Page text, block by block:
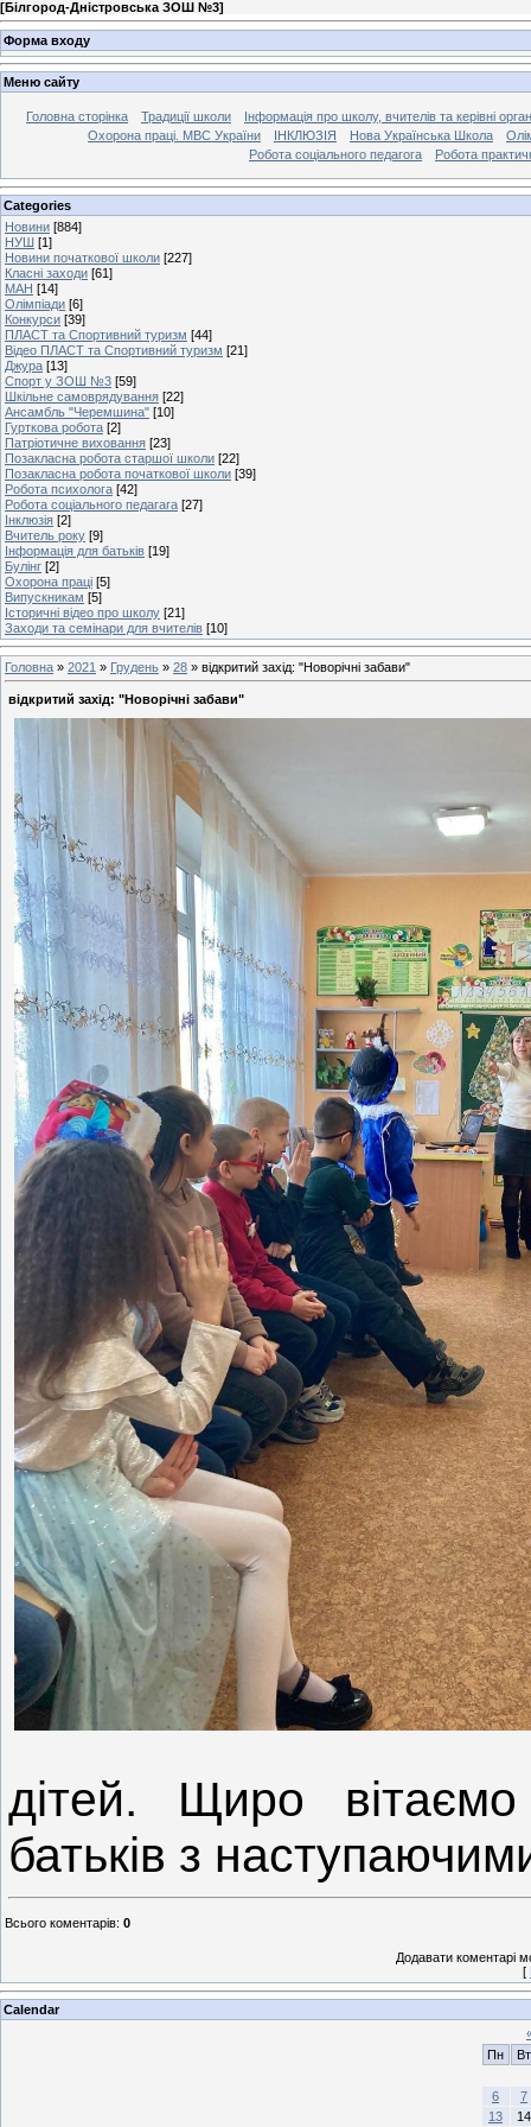
[Білгород-Дністровська ЗОШ №3]
Форма входу
Меню сайту
Головна сторінка Традиції школи
Інформація про школу, вчителів та керівні
Охорона праці. МВС України
ІНКЛЮЗІЯ Нова Українська Школа
Робота соціального педагога
Робота
Categories
Новини [884]
НУШ [1]
Новини початкової школи [227]
Класні заходи [61]
МАН [14]
Олімпіади [6]
Конкурси [39]
ПЛАСТ та Спортивний туризм [44]
Відео ПЛАСТ та Спортивний туризм [21]
Джура [13]
Спорт у ЗОШ №3 [59]
Шкільне самоврядування [22]
Ансамбль "Черемшина" [10]
Гурткова робота [2]
Патріотичне виховання [23]
Позакласна робота старшої школи [22]
Позакласна робота початкової школи [39]
Робота психолога [42]
Робота соціального педагага [27]
Інклюзія [2]
Вчитель року [9]
Інформація для батьків [19]
Булінг [2]
Охорона праці [5]
Випускникам [5]
Історичні відео про школу [21]
Заходи та семінари для вчителів [10]
Головна » 2021 » Грудень » 28 » відкритий захід: "Новорічні забави"
відкритий захід: "Новорічні забави"
дітей. Щиро
батьків з
Всього коментарів: 0
Додавати коментарі
[
Calendar
Пн
Вт
6
7
13
14